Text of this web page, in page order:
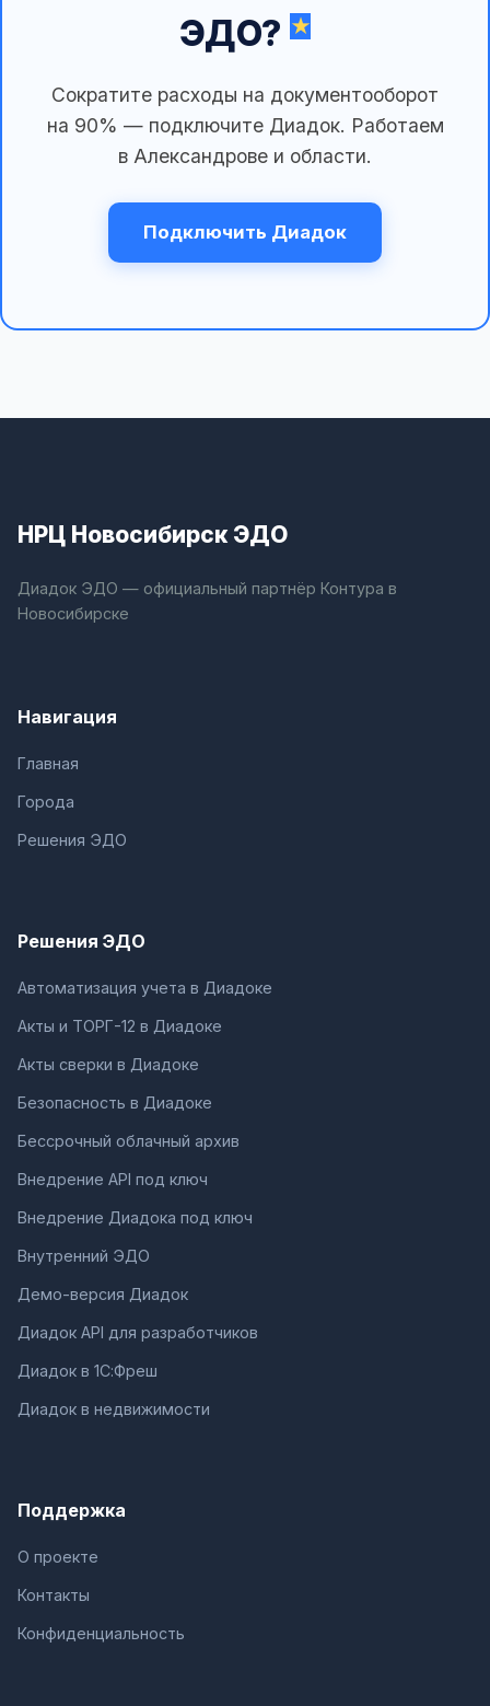
ЭДО?
Сократите расходы на документооборот
на 90% — подключите Диадок. Работаем
в Александрове и области.
Подключить Диадок
НРЦ Новосибирск ЭДО
Диадок ЭДО — официальный партнёр Контура в
Новосибирске
Навигация
Главная
Города
Решения ЭДО
Решения ЭДО
Автоматизация учета в Диадоке
Акты и ТОРГ-12 в Диадоке
Акты сверки в Диадоке
Безопасность в Диадоке
Бессрочный облачный архив
Внедрение API под ключ
Внедрение Диадока под ключ
Внутренний ЭДО
Демо-версия Диадок
Диадок API для разработчиков
Диадок в 1С:Фреш
Диадок в недвижимости
Поддержка
О проекте
Контакты
Конфиденциальность